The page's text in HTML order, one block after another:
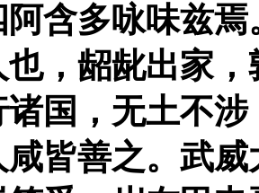
阿含多咏味兹
，龆龀出家
诸国，无土不
皆善之。武